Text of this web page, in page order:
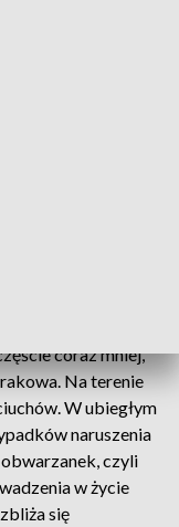
coraz mniej,
Na terenie
W ubiegłym
naruszenia
obwarzanek, czyli
w życie
się